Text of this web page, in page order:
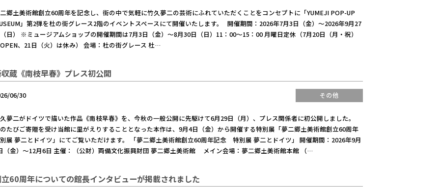
郷土美術館創立60周年を記念し、街の中で気軽に竹久夢二の芸術にふれていただくことをコンセプトに「YUMEJI POP-UP
」第2弾を杜の街グレース2階のイベントスペースにて開催いたします。 開催期間：2026年7月3日（金）～2026年9月27
日） ※ミュージアムショップの開催期間は7月3日（金）～8月30日（日）11：00～15：00 月曜日定休（7月20日（月・祝）
、21日（火）は休み） 会場：杜の街グレース 杜…
蔵《南枝早春》プレス初公開
06/30 その他
夢二がドイツで描いた作品《南枝早春》を、今秋の一般公開に先駆けて6月29日（月）、プレス関係者に初公開しました。
たびご寄贈を受け当館に里がえりすることとなった本作は、9月4日（金）から開催する特別展「夢二郷土美術館創立60周年
展 夢二とドイツ」にてご覧いただけます。 「夢二郷土美術館創立60周年記念 特別展 夢二とドイツ」 開催期間：2026年9月
（金）～12月6日 主催：（公財）両備文化振興財団 夢二郷土美術館 メイン会場：夢二郷土美術館本館 （…
60周年についての館長インタビューが掲載されました